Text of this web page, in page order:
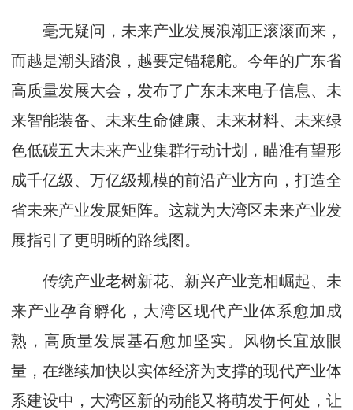
毫无疑问，未来产业发展浪潮正滚滚而来，
而越是潮头踏浪，越要定锚稳舵。今年的广东省
高质量发展大会，发布了广东未来电子信息、未
来智能装备、未来生命健康、未来材料、未来绿
色低碳五大未来产业集群行动计划，瞄准有望形
成千亿级、万亿级规模的前沿产业方向，打造全
省未来产业发展矩阵。这就为大湾区未来产业发
展指引了更明晰的路线图。
传统产业老树新花、新兴产业竞相崛起、未
来产业孕育孵化，大湾区现代产业体系愈加成
熟，高质量发展基石愈加坚实。风物长宜放眼
量，在继续加快以实体经济为支撑的现代产业体
系建设中，大湾区新的动能又将萌发于何处，让